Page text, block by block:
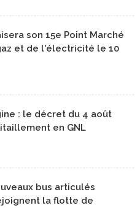
son 15e Point Marché
et de l'électricité le 10
: le décret du 4 août
en GNL
bus articulés
la flotte de